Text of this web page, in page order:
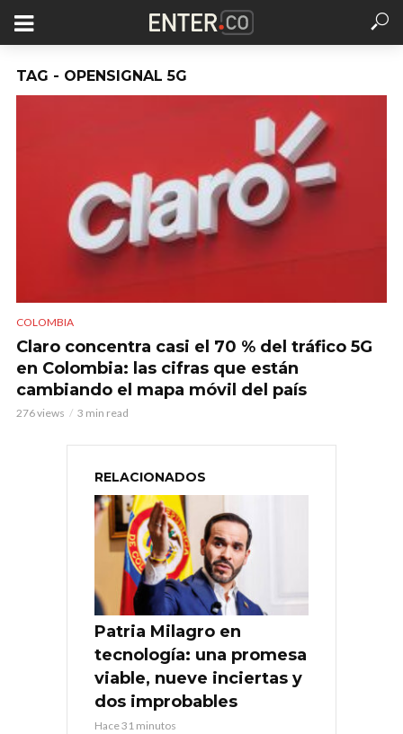
TAG - OPENSIGNAL 5G
COLOMBIA
Claro concentra casi el 70 % del tráfico 5G
en Colombia: las cifras que están
cambiando el mapa móvil del país
276 views 3 min read
RELACIONADOS
Patria Milagro en
tecnología: una promesa
viable, nueve inciertas y
dos improbables
Hace 31 minutos